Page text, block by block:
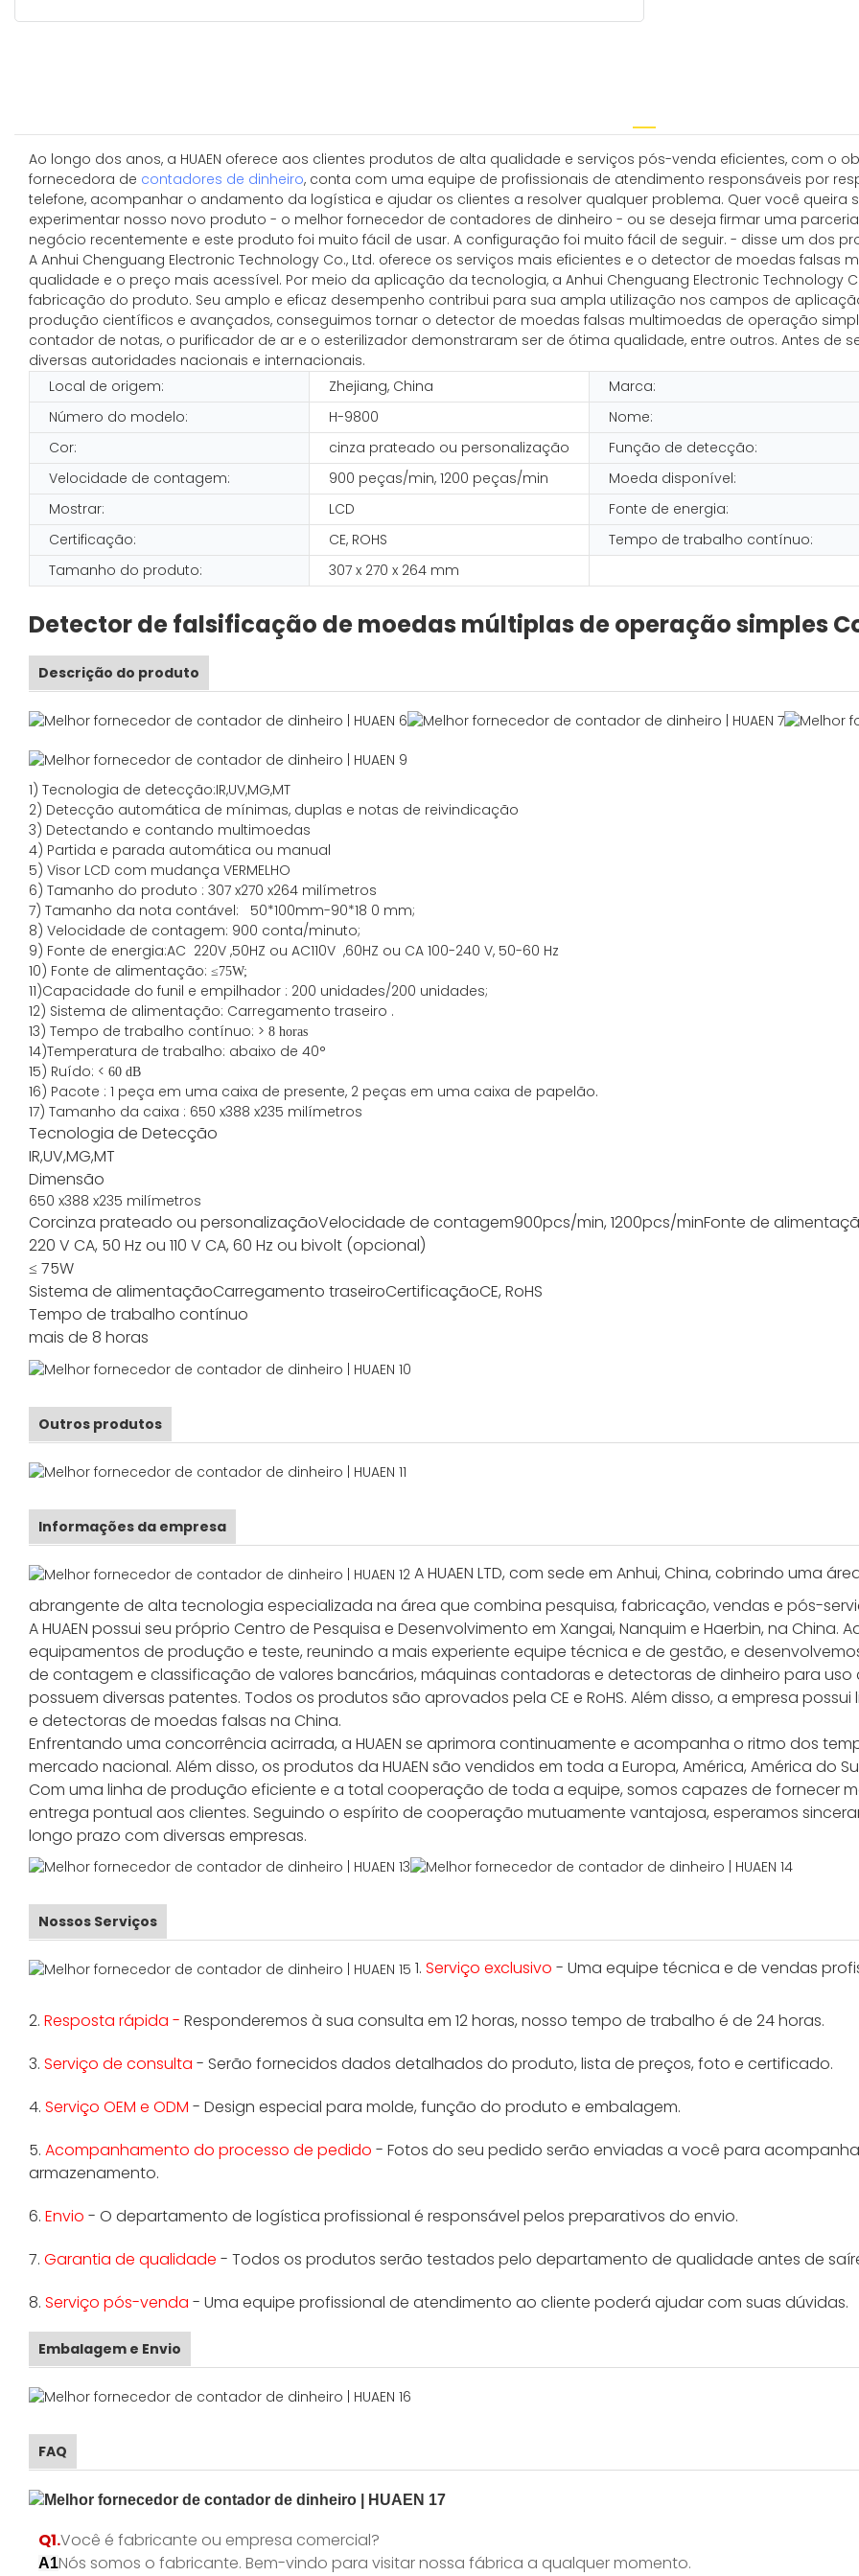
Ao longo dos anos, a HUAEN oferece aos clientes produtos de alta qualidade e serviços pós-venda eficientes, com o
fornecedora de contadores de dinheiro, conta com uma equipe de profissionais de atendimento responsáveis ​​por
telefone, acompanhar o andamento da logística e ajudar os clientes a resolver qualquer problema. Quer você queira
experimentar nosso novo produto - o melhor fornecedor de contadores de dinheiro - ou se deseja firmar uma
negócio recentemente e este produto foi muito fácil de usar. A configuração foi muito fácil de seguir. - disse um dos
A Anhui Chenguang Electronic Technology Co., Ltd. oferece os serviços mais eficientes e o detector de moedas
qualidade e o preço mais acessível. Por meio da aplicação da tecnologia, a Anhui Chenguang Electronic Technology
fabricação do produto. Seu amplo e eficaz desempenho contribui para sua ampla utilização nos campos de
produção científicos e avançados, conseguimos tornar o detector de moedas falsas multimoedas de operação
contador de notas, o purificador de ar e o esterilizador demonstraram ser de ótima qualidade, entre outros. Antes de
diversas autoridades nacionais e internacionais.
Local de origem:
Zhejiang, China
Marca:
Número do modelo:
H-9800
Nome:
Cor:
cinza prateado ou personalização
Função de detecção:
Velocidade de contagem:
900 peças/min, 1200 peças/min
Moeda disponível:
Mostrar:
LCD
Fonte de energia:
Certificação:
CE, ROHS
Tempo de trabalho contínuo:
Tamanho do produto:
307 x 270 x 264 mm
Detector de falsificação de moedas múltiplas de operação simples
Descrição do produto
1) Tecnologia de detecção:IR,UV,MG,MT
2) Detecção automática de mínimas, duplas e notas de reivindicação
3) Detectando e contando multimoedas
4) Partida e parada automática ou manual
5) Visor LCD com mudança VERMELHO
6) Tamanho do produto : 307 x270 x264 milímetros
7) Tamanho da nota contável: 50*100mm-90*18 0 mm;
8) Velocidade de contagem: 900 conta/minuto;
9) Fonte de energia:AC 220V ,50HZ ou AC110V ,60HZ ou CA 100-240 V, 50-60 Hz
10) Fonte de alimentação: ≤75W;
11)Capacidade do funil e empilhador : 200 unidades/200 unidades;
12) Sistema de alimentação: Carregamento traseiro .
13) Tempo de trabalho contínuo: > 8 horas
14)Temperatura de trabalho: abaixo de 40°
15) Ruído: < 60 dB
16) Pacote : 1 peça em uma caixa de presente, 2 peças em uma caixa de papelão.
17) Tamanho da caixa : 650 x388 x235 milímetros
Tecnologia de Detecção
IR,UV,MG,MT
Dimensão
650 x388 x235 milímetros
Corcinza prateado ou personalizaçãoVelocidade de contagem900pcs/min, 1200pcs/minFonte de
220 V CA, 50 Hz ou 110 V CA, 60 Hz ou bivolt (opcional)
≤ 75W
Sistema de alimentaçãoCarregamento traseiroCertificaçãoCE, RoHS
Tempo de trabalho contínuo
mais de 8 horas
Outros produtos
Informações da empresa
A HUAEN LTD, com sede em Anhui, China, cobrindo uma
abrangente de alta tecnologia especializada na área que combina pesquisa, fabricação, vendas e pós-
A HUAEN possui seu próprio Centro de Pesquisa e Desenvolvimento em Xangai, Nanquim e Haerbin, na
equipamentos de produção e teste, reunindo a mais experiente equipe técnica e de gestão, e
de contagem e classificação de valores bancários, máquinas contadoras e detectoras de dinheiro para uso
possuem diversas patentes. Todos os produtos são aprovados pela CE e RoHS. Além disso, a empresa
e detectoras de moedas falsas na China.
Enfrentando uma concorrência acirrada, a HUAEN se aprimora continuamente e acompanha o ritmo dos
mercado nacional. Além disso, os produtos da HUAEN são vendidos em toda a Europa, América, América do
Com uma linha de produção eficiente e a total cooperação de toda a equipe, somos capazes de fornecer
entrega pontual aos clientes. Seguindo o espírito de cooperação mutuamente vantajosa, esperamos
longo prazo com diversas empresas.
Nossos Serviços
1. Serviço exclusivo - Uma equipe técnica e de vendas
2. Resposta rápida - Responderemos à sua consulta em 12 horas, nosso tempo de trabalho é de 24 horas.
3. Serviço de consulta - Serão fornecidos dados detalhados do produto, lista de preços, foto e certificado.
4. Serviço OEM e ODM - Design especial para molde, função do produto e embalagem.
5. Acompanhamento do processo de pedido - Fotos do seu pedido serão enviadas a você para
armazenamento.
6. Envio - O departamento de logística profissional é responsável pelos preparativos do envio.
7. Garantia de qualidade - Todos os produtos serão testados pelo departamento de qualidade antes de
8. Serviço pós-venda - Uma equipe profissional de atendimento ao cliente poderá ajudar com suas dúvidas.
Embalagem e Envio
FAQ
Q1.Você é fabricante ou empresa comercial?
A1Nós somos o fabricante. Bem-vindo para visitar nossa fábrica a qualquer momento.